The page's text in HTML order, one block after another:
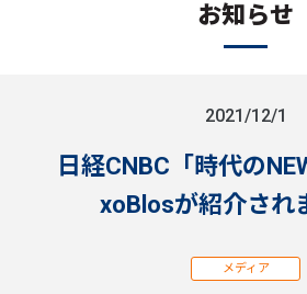
お知らせ
2021/12/1
日経CNBC「時代の
xoBlosが紹介され
メディア